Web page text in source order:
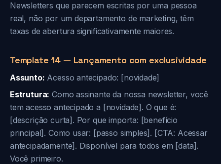
Newsletters que parecem escritas por uma pessoa
real, não por um departamento de marketing, têm
taxas de abertura significativamente maiores.
Template 14 — Lançamento com exclusividade
Assunto: Acesso antecipado: [novidade]
Estrutura: Como assinante da nossa newsletter, você
tem acesso antecipado a [novidade]. O que é:
[descrição curta]. Por que importa: [benefício
principal]. Como usar: [passo simples]. [CTA: Acessar
antecipadamente]. Disponível para todos em [data].
Você primeiro.